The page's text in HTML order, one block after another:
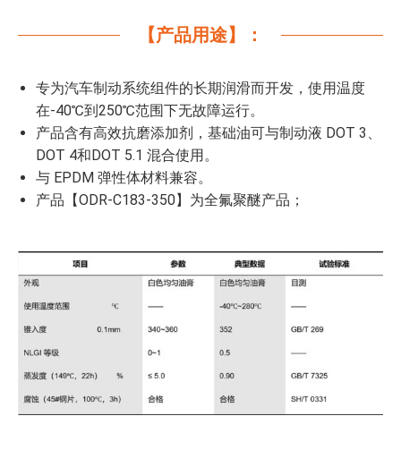
【产品用途】：
专为汽车制动系统组件的长期润滑而开发，使用温度
在-40℃到250℃范围下无故障运行。
产品含有高效抗磨添加剂，基础油可与制动液 DOT 3、
DOT 4和DOT 5.1 混合使用。
与 EPDM 弹性体材料兼容。
产品【ODR-C183-350】为全氟聚醚产品；